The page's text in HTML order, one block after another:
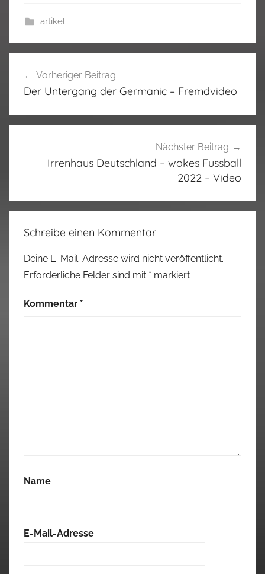
artikel
Vorheriger Beitrag
Der Untergang der Germanic – Fremdvideo
Nächster Beitrag
Irrenhaus Deutschland – wokes Fussball
2022 – Video
Schreibe einen Kommentar
Deine E-Mail-Adresse wird nicht veröffentlicht.
Erforderliche Felder sind mit * markiert
Kommentar *
Name
E-Mail-Adresse